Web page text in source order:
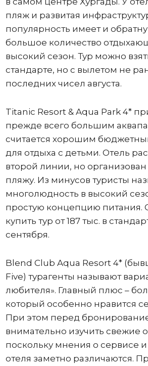
пляж и развитая
популярность имеет и
большое количество
высокий сезон. Тур можно
стандарте, но с вылетом не
последних чисел августа.
Titanic Resort & Aqua Park 4*
прежде всего большим
считается хорошим
для отдыха с детьми. Отель
второй линии, но
пляжу. Из минусов туристы
многолюдность в высокий
простую концепцию питания.
купить тур от 187 тыс. в
сентября.
Blend Club Aqua Resort 4*
Five) турагенты называют
любителя». Главный плюс –
который особенно нравится
При этом перед
внимательно изучить свежие
поскольку мнения о сервисе
отеля заметно различаются.